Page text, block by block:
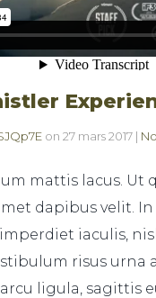
on 27 mars 2017 |
mattis lacus. Ut
dapibus velit.
iaculis,
risus urna
ligula, sagittis